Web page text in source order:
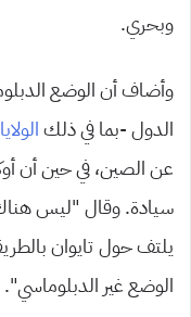
وبحري.
وأضاف أن الوضع
الدول -بما في ذلك
عن الصين، في حين أن
سيادة.وقال “ليس
يلتف حول تايوان
الوضع غير الدبلوماسي”.